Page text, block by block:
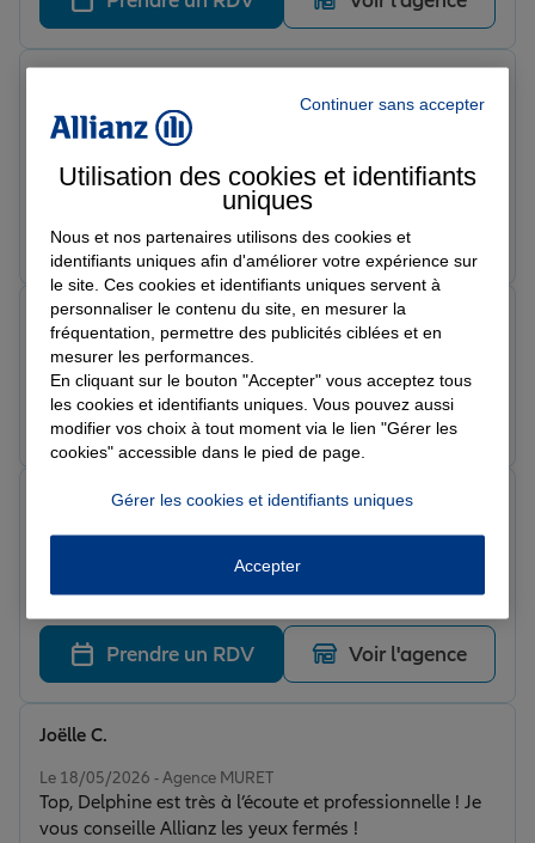
Le 04/06/2026 - Agence MURET
Superbe accueil Dorian m’a accueilli et offert ses
compétences. Il m’a aider à comprendre mon contrat
habitation Je recommande !
Prendre un RDV Voir l'agence
Note de 5 sur 5
Le 02/06/2026 - Agence MURET
Riri
Prendre un RDV Voir l'agence
Le 26/05/2026 - Agence MURET
Très satisfaites de ce RDV de mise à niveau de nos
contrats Professionnelle, à l'écoute et bienveillante.
Claudine G.
Prendre un RDV Voir l'agence
Le 18/05/2026 - Agence MURET
Top, Delphine est très à l’écoute et professionnelle ! Je
vous conseille Allianz les yeux fermés !
Joëlle C.
Continuer sans accepter
Utilisation des cookies et identifiants
uniques
Nous et nos partenaires utilisons des cookies et
identifiants uniques afin d'améliorer votre expérience sur
le site. Ces cookies et identifiants uniques servent à
personnaliser le contenu du site, en mesurer la
fréquentation, permettre des publicités ciblées et en
mesurer les performances.
En cliquant sur le bouton "Accepter" vous acceptez tous
les cookies et identifiants uniques. Vous pouvez aussi
modifier vos choix à tout moment via le lien "Gérer les
cookies" accessible dans le pied de page.
Gérer les cookies et identifiants uniques
Accepter